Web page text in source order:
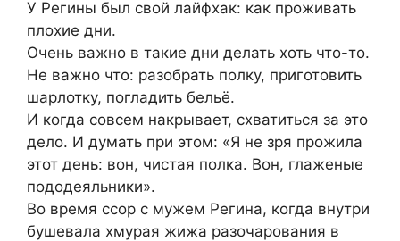
У Регины был свой лайфхак: как проживать
плохие дни.
Очень важно в такие дни делать хоть что-то.
Не важно что: разобрать полку, приготовить
шарлотку, погладить бельё.
И когда совсем накрывает, схватиться за это
дело. И думать при этом: «Я не зря прожила
этот день: вон, чистая полка. Вон, глаженые
пододеяльники».
Во время ссор с мужем Регина, когда внутри
бушевала хмурая жижа разочарования в